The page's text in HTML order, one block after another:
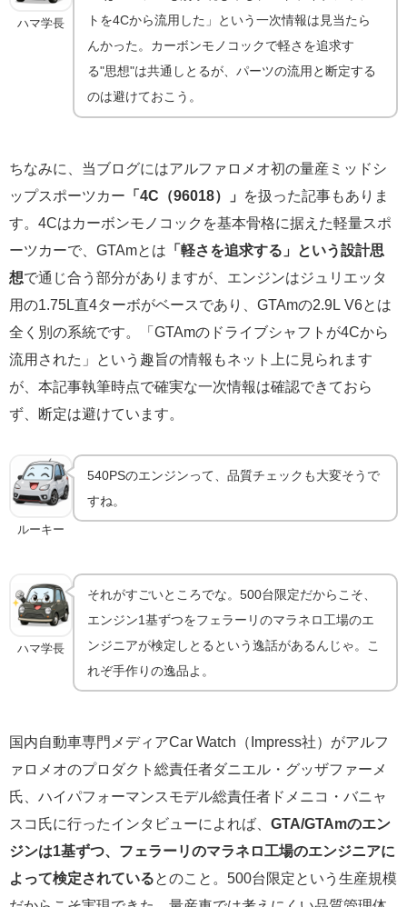
ハマ学長
トを4Cから流用した」という一次情報は見当たら
んかった。カーボンモノコックで軽さを追求す
る"思想"は共通しとるが、パーツの流用と断定する
のは避けておこう。
ちなみに、当ブログにはアルファロメオ初の量産ミッドシ
ップスポーツカー 「4C（96018）」
を扱った記事もありま
す。4Cはカーボンモノコックを基本骨格に据えた軽量スポ
ーツカーで、GTAmとは 「軽さを追求する」という設計思
想で通じ合う部分がありますが、エンジンはジュリエッタ
用の1.75L直4ターボがベースであり、GTAmの2.9L V6とは
全く別の系統です。「GTAmのドライブシャフトが4Cから
流用された」という趣旨の情報もネット上に見られます
が、本記事執筆時点で確実な一次情報は確認できておら
ず、断定は避けています。
ルーキー
540PSのエンジンって、品質チェックも大変そうで
すね。
ハマ学長
それがすごいところでな。500台限定だからこそ、
エンジン1基ずつをフェラーリのマラネロ工場のエ
ンジニアが検定しとるという逸話があるんじゃ。こ
れぞ手作りの逸品よ。
国内自動車専門メディアCar Watch（Impress社）がアルフ
ァロメオのプロダクト総責任者ダニエル・グッザファーメ
氏、ハイパフォーマンスモデル総責任者ドメニコ・バニャ
スコ氏に行ったインタビューによれば、 GTA/GTAmのエン
ジンは1基ずつ、フェラーリのマラネロ工場のエンジニアに
よって検定されている とのこと。500台限定という生産規模